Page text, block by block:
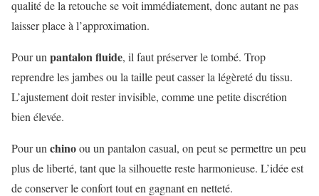
qualité de la retouche se voit immédiatement, donc autant ne pas
laisser place à l’approximation.
Pour un pantalon fluide, il faut préserver le tombé. Trop
reprendre les jambes ou la taille peut casser la légèreté du tissu.
L’ajustement doit rester invisible, comme une petite discrétion
bien élevée.
Pour un chinoou un pantalon casual, on peut se permettre un peu
plus de liberté, tant que la silhouette reste harmonieuse. L’idée est
de conserver le confort tout en gagnant en netteté.